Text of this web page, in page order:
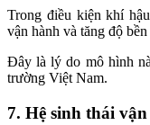
Trong điều kiện khí
vận hành và tăng độ
Đây là lý do mô hình
trường Việt Nam.
7. Hệ sinh thái